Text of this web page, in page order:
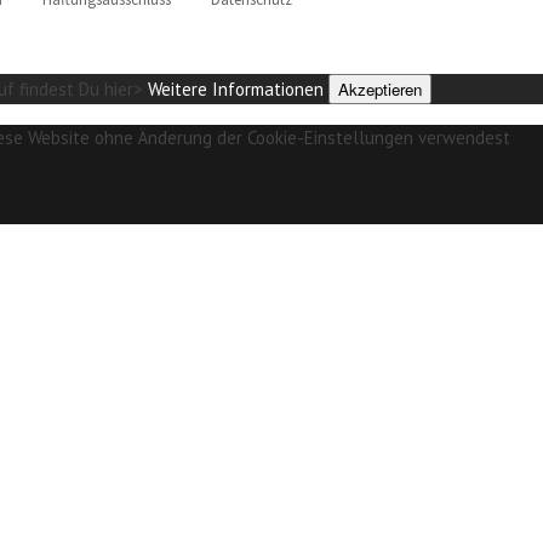
findest Du hier> Weitere Informationen Akzeptieren
Website ohne Änderung der Cookie-Einstellungen verwendest